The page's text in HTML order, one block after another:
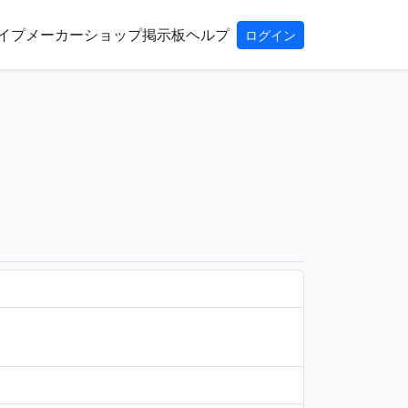
プメーカーショップ掲示板ヘルプ ログイン